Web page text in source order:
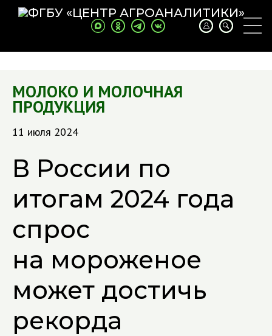
МОЛОКО И МОЛОЧНАЯ
ПРОДУКЦИЯ
11 июля 2024
В России по
итогам 2024 года
спрос
на мороженое
может достичь
рекорда